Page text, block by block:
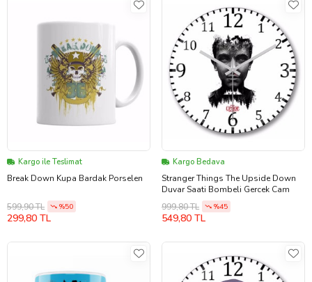
Kargo ile Teslimat
Break Down Kupa Bardak Porselen
599,90 TL %50
299,80 TL
Kargo Bedava
Stranger Things The Upside Down
Duvar Saati Bombeli Gercek Cam
999,80 TL
%45
549,80 TL